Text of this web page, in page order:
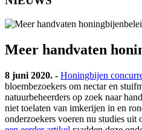
Meer handvaten
8 juni 2020. - Honingbijen
bloembezoekers om nectar en
natuurbeheerders op zoek naar
niet toelaten van imkerijen in en
onderzoekers voeren nu studies